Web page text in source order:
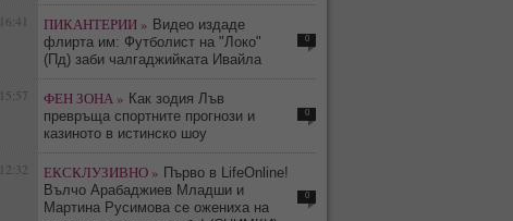
16:41 ПИКАНТЕРИИ » Видео издаде
флирта им: Футболист на "Локо"
(Пд) заби чалгаджийката Ивайла
0
15:57 ФЕН ЗОНА » Как зодия Лъв
превръща спортните прогнози и
казиното в истинско шоу
0
12:32 ЕКСКЛУЗИВНО » Първо в LifeOnline!
Вълчо Арабаджиев Младши и
Мартина Русимова сe oжениха на
0